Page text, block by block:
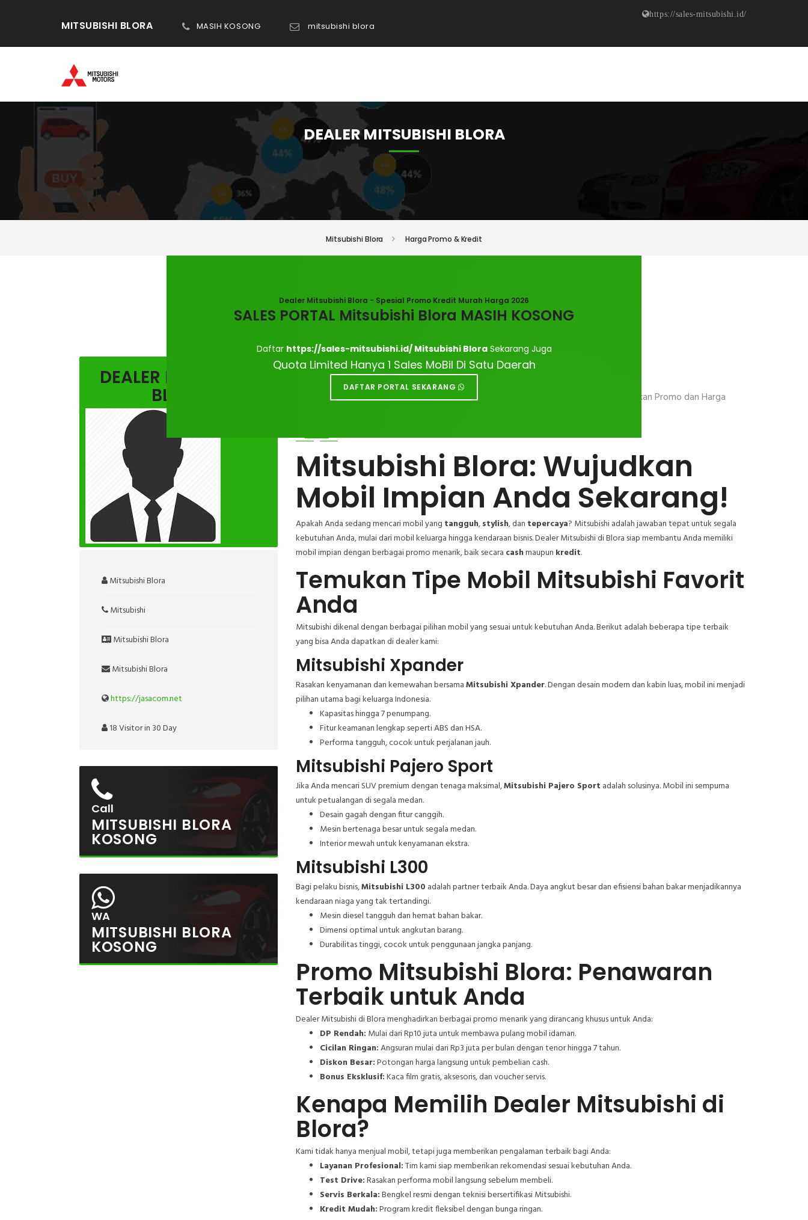
MITSUBISHI BLORA MASIH KOSONG mitsubishi blora
https://sales-mitsubishi.id/
DAFTAR PORTAL
DEALER MITSUBISHI BLORA
Mitsubishi Blora Harga Promo & Kredit
Dealer Mitsubishi Blora - Spesial Promo Kredit Murah Harga 2026
SALES PORTAL Mitsubishi Blora MASIH KOSONG
Daftar https://sales-mitsubishi.id/ Mitsubishi BloraSekarang Juga
Quota Limited Hanya 1 Sales MoBil Di Satu Daerah
DAFTAR PORTAL SEKARANG
DEALER MITSUBISHI
BLORA
Mitsubishi Blora
Mitsubishi
Mitsubishi Blora
Mitsubishi Blora
https://jasacom.net
18 Visitor in 30 Day
Call
MITSUBISHI BLORA
KOSONG
WA
MITSUBISHI BLORA
KOSONG
Dealer Mitsubishi Blora
Sales Dealer Mitsubishi Blora, Menerima Pembelian Cash / Kredit Mitsubishi. Memberikan Promo dan Harga
Mitsubishi Blora: Wujudkan
Mobil Impian Anda Sekarang!
Apakah Anda sedang mencari mobil yang tangguh,stylish, dan tepercaya? Mitsubishi adalah jawaban tepat untuk segala
kebutuhan Anda, mulai dari mobil keluarga hingga kendaraan bisnis. Dealer Mitsubishi di Blora siap membantu Anda memiliki
mobil impian dengan berbagai promo menarik, baik secara cashmaupun kredit.
Temukan Tipe Mobil Mitsubishi Favorit
Anda
Mitsubishi dikenal dengan berbagai pilihan mobil yang sesuai untuk kebutuhan Anda. Berikut adalah beberapa tipe terbaik
yang bisa Anda dapatkan di dealer kami:
Mitsubishi Xpander
Rasakan kenyamanan dan kemewahan bersamaMitsubishi Xpander. Dengan desain modern dan kabin luas, mobil ini menjadi
pilihan utama bagi keluarga Indonesia.
Kapasitas hingga 7 penumpang.
Fitur keamanan lengkap seperti ABS dan HSA.
Performa tangguh, cocok untuk perjalanan jauh.
Mitsubishi Pajero Sport
Jika Anda mencari SUV premium dengan tenaga maksimal,Mitsubishi Pajero Sport adalah solusinya. Mobil ini sempurna
untuk petualangan di segala medan.
Desain gagah dengan fitur canggih.
Mesin bertenaga besar untuk segala medan.
Interior mewah untuk kenyamanan ekstra.
Mitsubishi L300
Bagi pelaku bisnis,Mitsubishi L300 adalah partner terbaik Anda. Daya angkut besar dan efisiensi bahan bakar menjadikannya
kendaraan niaga yang tak tertandingi.
Mesin diesel tangguh dan hemat bahan bakar.
Dimensi optimal untuk angkutan barang.
Durabilitas tinggi, cocok untuk penggunaan jangka panjang.
Promo Mitsubishi Blora: Penawaran
Terbaik untuk Anda
Dealer Mitsubishi di Blora menghadirkan berbagai promo menarik yang dirancang khusus untuk Anda:
DP Rendah: Mulai dari Rp10 juta untuk membawa pulang mobil idaman.
Cicilan Ringan:Angsuran mulai dari Rp3 juta per bulan dengan tenor hingga 7 tahun.
Diskon Besar:Potongan harga langsung untuk pembelian cash.
Bonus Eksklusif:Kaca film gratis, aksesoris, dan voucher servis.
Kenapa Memilih Dealer Mitsubishi di
Blora?
Kami tidak hanya menjual mobil, tetapi juga memberikan pengalaman terbaik bagi Anda:
Layanan Profesional:Tim kami siap memberikan rekomendasi sesuai kebutuhan Anda.
Test Drive:Rasakan performa mobil langsung sebelum membeli.
Servis Berkala:Bengkel resmi dengan teknisi bersertifikasi Mitsubishi.
Kredit Mudah:Program kredit fleksibel dengan bunga ringan.